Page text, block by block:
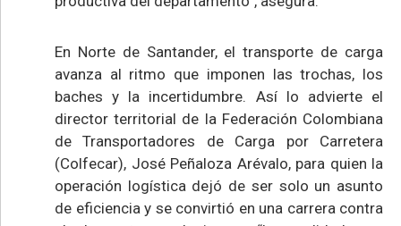
En Norte de Santander, el transporte de carga
avanza al ritmo que imponen las trochas, los
baches y la incertidumbre. Así lo advierte el
director territorial de la Federación Colombiana
de Transportadores de Carga por Carretera
(Colfecar), José Peñaloza Arévalo, para quien la
operación logística dejó de ser solo un asunto
de eficiencia y se convirtió en una carrera contra